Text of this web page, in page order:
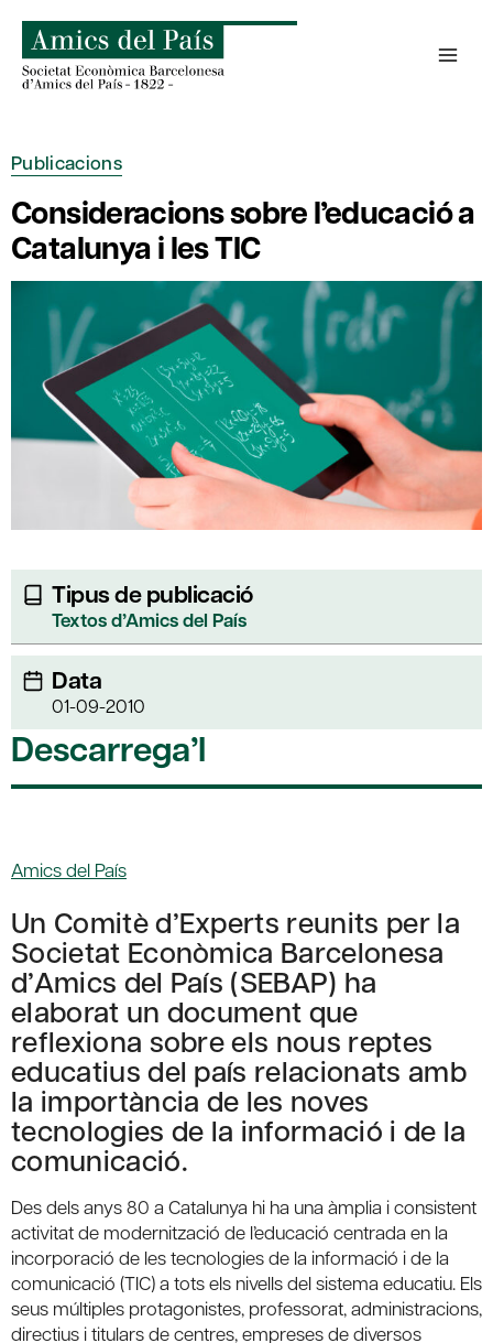
content
Publicacions
Consideracions sobre l’educació a
Catalunya i les TIC
Tipus de publicació
Textos d’Amics del País
Data
01-09-2010
Descarrega’l
Amics del País
Un Comitè d’Experts reunits per la
Societat Econòmica Barcelonesa
d’Amics del País (SEBAP) ha
elaborat un document que
reflexiona sobre els nous reptes
educatius del país relacionats amb
la importància de les noves
tecnologies de la informació i de la
comunicació.
Des dels anys 80 a Catalunya hi ha una àmplia i consistent
activitat de modernització de l’educació centrada en la
incorporació de les tecnologies de la informació i de la
comunicació (TIC) a tots els nivells del sistema educatiu. Els
seus múltiples protagonistes, professorat, administracions,
directius i titulars de centres, empreses de diversos